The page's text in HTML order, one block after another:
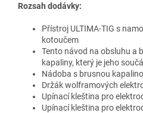
Rozsah dodávky:
Přístroj ULTIMA-TIG s
kotoučem
Tento návod na obsluhu a
kapaliny, který je jeho
Nádoba s brusnou
Držák wolframových
Upínací kleština pro
Upínací kleština pro